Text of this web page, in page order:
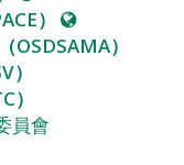
站
）
網
站
（OSDSAMA）
）
）
員會